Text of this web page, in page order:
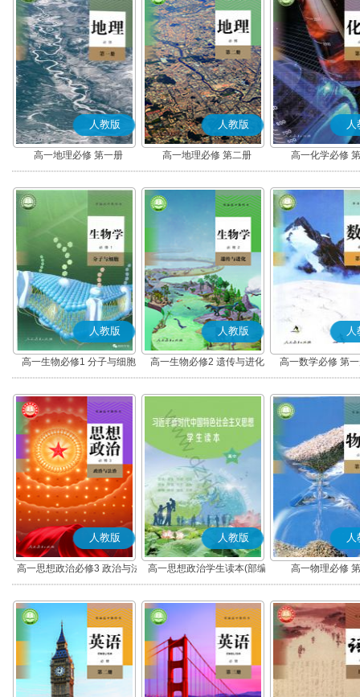
人教版
高一地理必修 第一册
人教版
高一地理必修 第二册
人
高一化学必修
人教版
高一生物必修1 分子与细胞
人教版
高一生物必修2 遗传与进化
人
高一数学必修 第
人教版
高一思想政治必修3 政治与法
治(部编版)
人教版
高一思想政治学生读本(部编
版)
人
高一物理必修